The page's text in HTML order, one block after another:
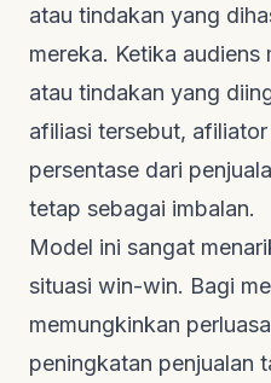
atau tindakan yang
mereka. Ketika audiens
atau tindakan yang
afiliasi tersebut,
persentase dari
tetap sebagai imbalan.
Model ini sangat
situasi win-win. Bagi
memungkinkan
peningkatan penjualan